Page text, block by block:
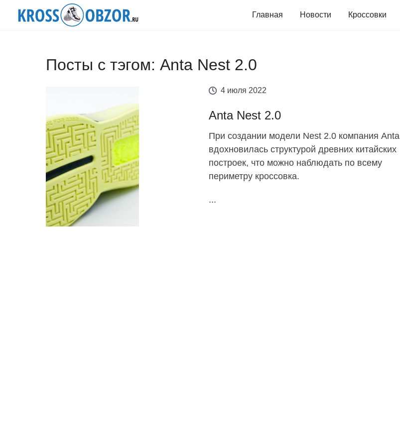
Главная Новости Кроссовки
Посты с тэгом: Anta Nest 2.0
4 июля 2022
Anta Nest 2.0
При создании модели Nest 2.0 компания Anta
вдохновилась структурой древних китайских
построек, что можно наблюдать по всему
периметру кроссовка.
...